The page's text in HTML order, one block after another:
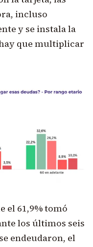
incluso
y se instala la
que multiplicar
el 61,9% tomó
los últimos seis
endeudaron, el